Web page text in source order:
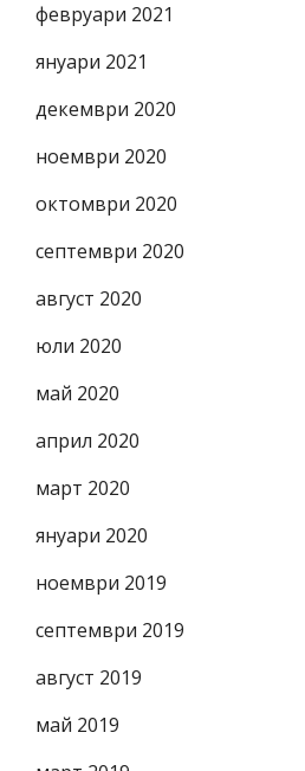
февруари 2021
януари 2021
декември 2020
ноември 2020
октомври 2020
септември 2020
август 2020
юли 2020
май 2020
април 2020
март 2020
януари 2020
ноември 2019
септември 2019
август 2019
май 2019